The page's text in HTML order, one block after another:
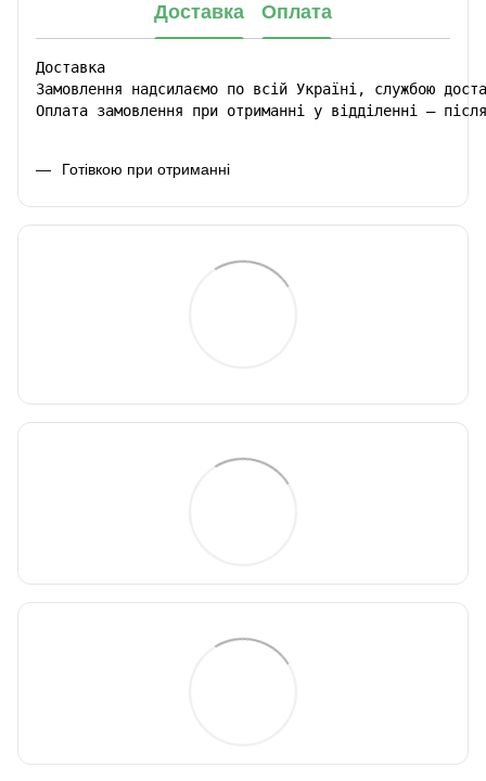
Доставка Оплата
Доставка
Замовлення надсилаємо по всій Україні, службою
Оплата замовлення при отриманні у відділенні –
Готівкою при отриманні